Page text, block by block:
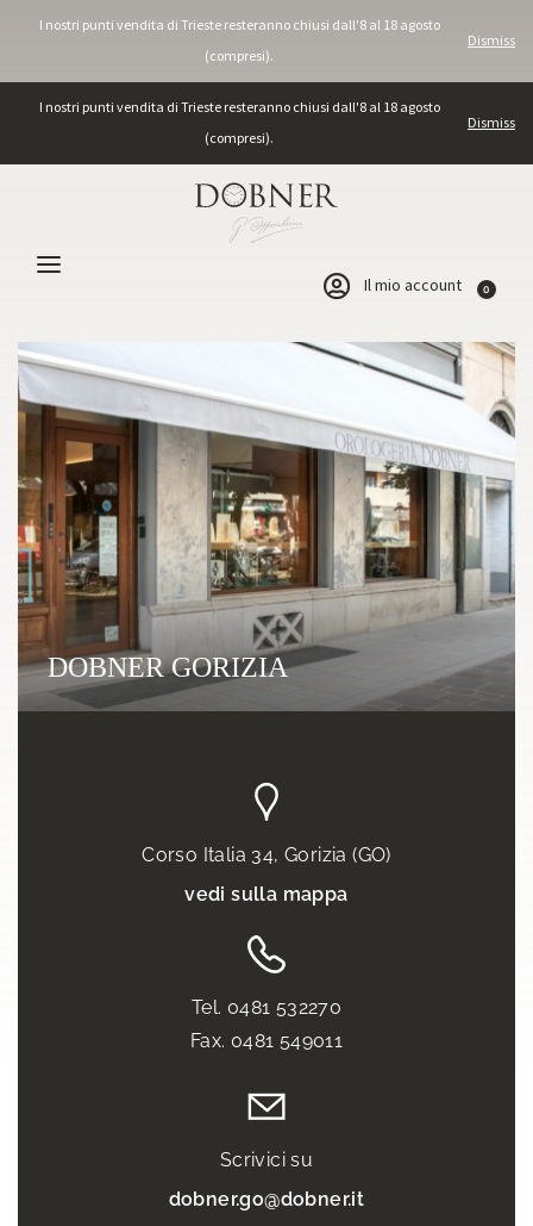
I nostri punti vendita di Trieste resteranno chiusi dall'8 al 18 agosto
(compresi).
Dismiss
I nostri punti vendita di Trieste resteranno chiusi dall'8 al 18 agosto
(compresi).
Dismiss
Il mio account 0
DOBNER GORIZIA
Corso Italia 34, Gorizia (GO)
vedi sulla mappa
Tel. 0481 532270
Fax. 0481 549011
Scrivici su
dobner.go@dobner.it